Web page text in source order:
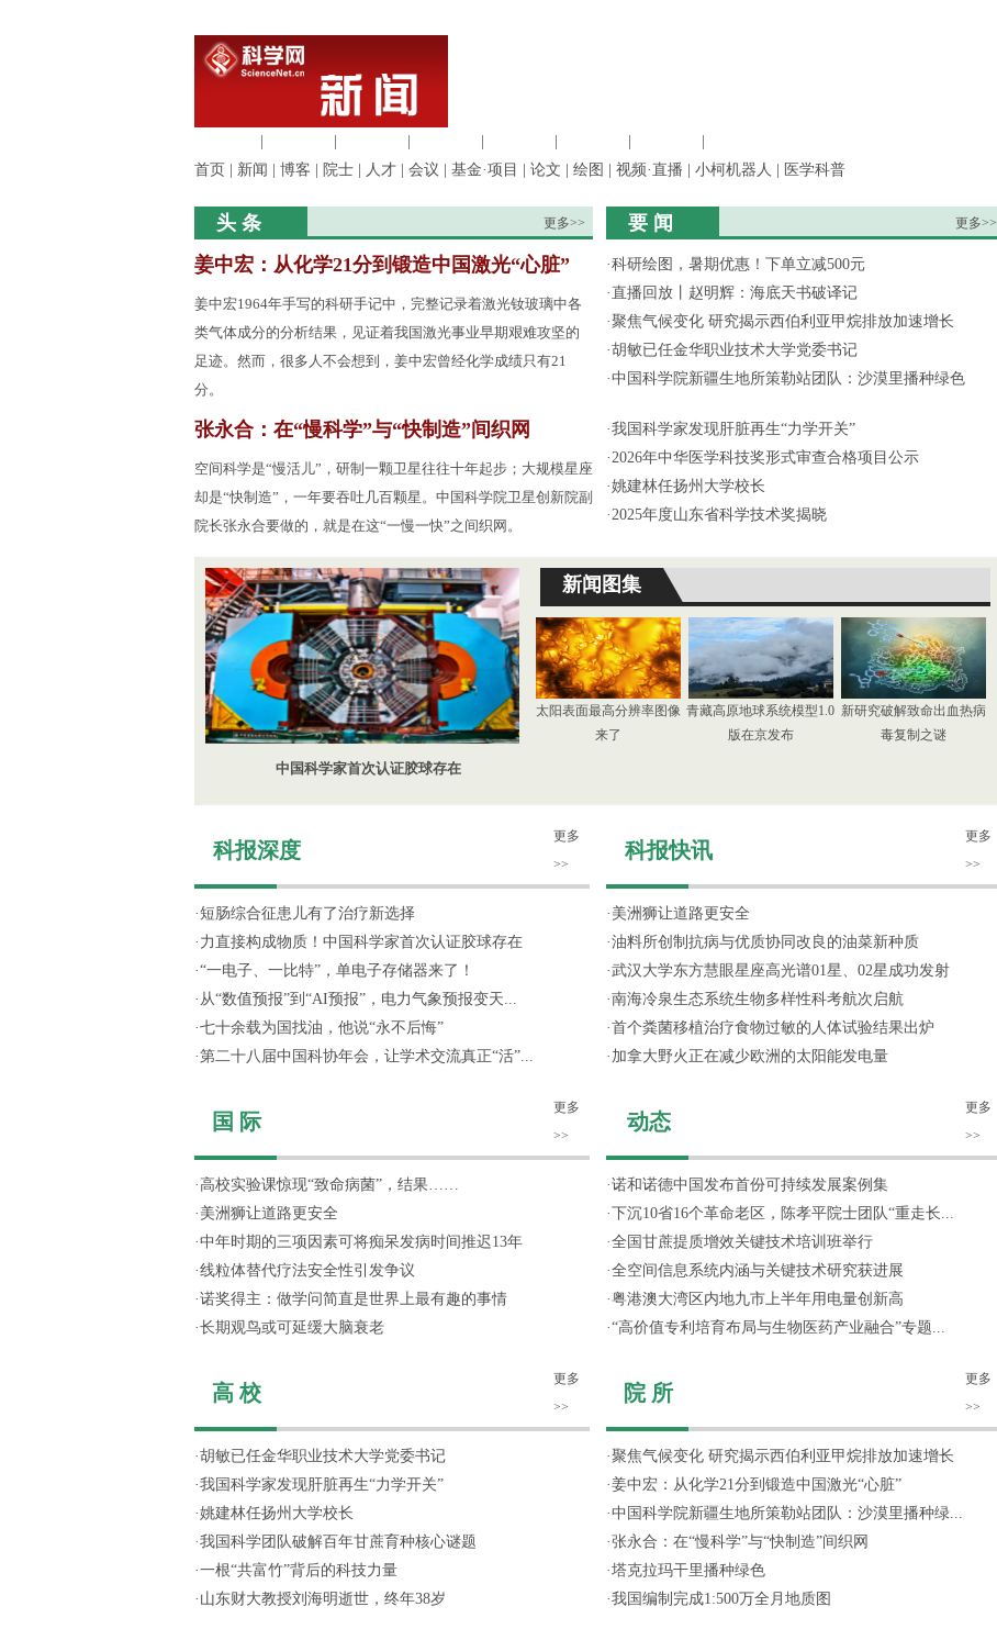
首页
新闻 博客 院士 人才 会议 基金·项目 论文 绘图 视频·直播 小柯机器人 医学科普
头 条 更多>>
姜中宏：从化学21分到锻造中国激光“心脏”
姜中宏1964年手写的科研手记中，完整记录着激光钕玻璃中各
类气体成分的分析结果，见证着我国激光事业早期艰难攻坚的
足迹。然而，很多人不会想到，姜中宏曾经化学成绩只有21
分。
张永合：在“慢科学”与“快制造”间织网
空间科学是“慢活儿”，研制一颗卫星往往十年起步；大规模星座
却是“快制造”，一年要吞吐几百颗星。中国科学院卫星创新院副
院长张永合要做的，就是在这“一慢一快”之间织网。
要 闻 更多>>
·科研绘图，暑期优惠！下单立减500元
·直播回放丨赵明辉：海底天书破译记
·聚焦气候变化 研究揭示西伯利亚甲烷排放加速增长
·胡敏已任金华职业技术大学党委书记
·中国科学院新疆生地所策勒站团队：沙漠里播种绿色
·我国科学家发现肝脏再生“力学开关”
·2026年中华医学科技奖形式审查合格项目公示
·姚建林任扬州大学校长
·2025年度山东省科学技术奖揭晓
中国科学家首次认证胶球存在
新闻图集
太阳表面最高分辨率图像
来了
青藏高原地球系统模型1.0
版在京发布
新研究破解致命出血热病
毒复制之谜
科报深度
更多
>>
· 短肠综合征患儿有了治疗新选择
· 力直接构成物质！中国科学家首次认证胶球存在
·“一电子、一比特”，单电子存储器来了！
· 从“数值预报”到“AI预报”，电力气象预报变天...
·七十余载为国找油，他说“永不后悔”
·第二十八届中国科协年会，让学术交流真正“活”...
国 际
更多
>>
· 高校实验课惊现“致命病菌”，结果……
· 美洲狮让道路更安全
·中年时期的三项因素可将痴呆发病时间推迟13年
·线粒体替代疗法安全性引发争议
·诺奖得主：做学问简直是世界上最有趣的事情
·长期观鸟或可延缓大脑衰老
高 校
更多
>>
·胡敏已任金华职业技术大学党委书记
·我国科学家发现肝脏再生“力学开关”
·姚建林任扬州大学校长
·我国科学团队破解百年甘蔗育种核心谜题
·一根“共富竹”背后的科技力量
· 山东财大教授刘海明逝世，终年38岁
科报快讯
更多
>>
· 美洲狮让道路更安全
·油料所创制抗病与优质协同改良的油菜新种质
·武汉大学东方慧眼星座高光谱01星、02星成功发射
·南海冷泉生态系统生物多样性科考航次启航
·首个粪菌移植治疗食物过敏的人体试验结果出炉
· 加拿大野火正在减少欧洲的太阳能发电量
动态
更多
>>
·诺和诺德中国发布首份可持续发展案例集
·下沉10省16个革命老区，陈孝平院士团队“重走长...
·全国甘蔗提质增效关键技术培训班举行
·全空间信息系统内涵与关键技术研究获进展
·粤港澳大湾区内地九市上半年用电量创新高
·“高价值专利培育布局与生物医药产业融合”专题...
院 所
更多
>>
·聚焦气候变化 研究揭示西伯利亚甲烷排放加速增长
·姜中宏：从化学21分到锻造中国激光“心脏”
·中国科学院新疆生地所策勒站团队：沙漠里播种绿...
·张永合：在“慢科学”与“快制造”间织网
·塔克拉玛干里播种绿色
·我国编制完成1:500万全月地质图